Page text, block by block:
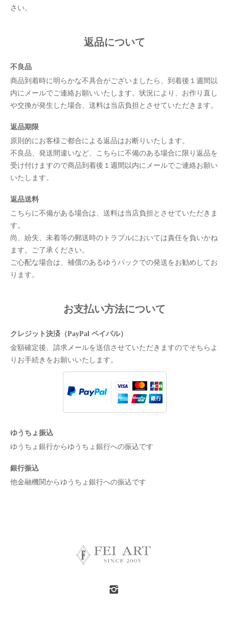
さい。
返品について
不良品
商品到着時に明らかな不具合がございましたら、到着後１週間以
内にメールでご連絡お願いいたします。状況により、お作り直し
や交換が発生した場合、送料は当店負担とさせていただきます。
返品期限
原則的にお客様ご都合による返品はお断りいたします。
不良品、発送間違いなど、こちらに不備のある場合に限り返品を
受け付けますので商品到着後１週間以内にメールでご連絡お願い
いたします。
返品送料
こちらに不備がある場合は、送料は当店負担とさせていただきま
す。
尚、紛失、未着等の郵送時のトラブルにおいては責任を負いかね
ます。ご了承ください。
ご心配な場合は、補償のあるゆうパックでの発送をお勧めしてお
ります。
お支払い方法について
クレジット決済（PayPal ペイパル）
金額確定後、請求メールを送信させていただきますのでそちらよ
りお手続きをお願いいたします。
ゆうちょ振込
ゆうちょ銀行からゆうちょ銀行への振込です
銀行振込
他金融機関からゆうちょ銀行への振込です